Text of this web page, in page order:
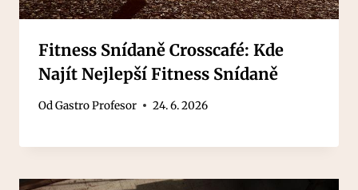
Fitness Snídaně Crosscafé: Kde
Najít Nejlepší Fitness Snídaně
OdGastro Profesor 24. 6. 2026